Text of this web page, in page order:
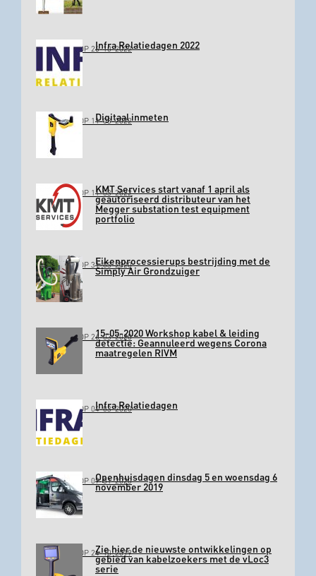
GEPLAATST OP 26-10-2022Infra Relatiedagen 2022
GEPLAATST OP 11-03-2022Digitaal inmeten
GEPLAATST OP 11-03-2022KMT Services start vanaf 1 april als
geautoriseerd distributeur van het
Megger substation test equipment
portfolio
GEPLAATST OP 31-03-2020Eikenprocessierups bestrijding met de
Simply Air Grondzuiger
GEPLAATST OP 26-03-202015-05-2020 Workshop kabel & leiding
detectie: Geannuleerd wegens Corona
maatregelen RIVM
GEPLAATST OP 04-03-2020Infra Relatiedagen
GEPLAATST OP 09-01-2020Openhuisdagen dinsdag 5 en woensdag 6
november 2019
GEPLAATST OP 24-10-2019Zie hier de nieuwste ontwikkelingen op
gebied van kabelzoekers met de vLoc3
serie